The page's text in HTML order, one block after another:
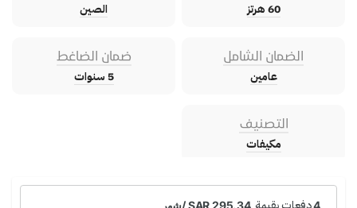
60 هرتز الصين
الضمان الشامل
عامين
ضمان الضاغط
5 سنوات
التصنيف
مكيفات